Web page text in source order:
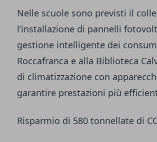
Nelle scuole sono previsti il
l’installazione di pannelli
gestione intelligente dei
Roccafranca e alla Biblioteca
di climatizzazione con
garantire prestazioni più
Risparmio di 580 tonnellate di